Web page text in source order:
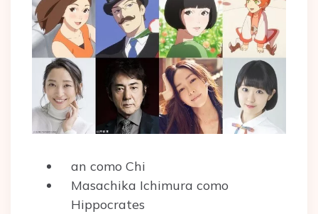
an como Chi
Masachika Ichimura como
Hippocrates